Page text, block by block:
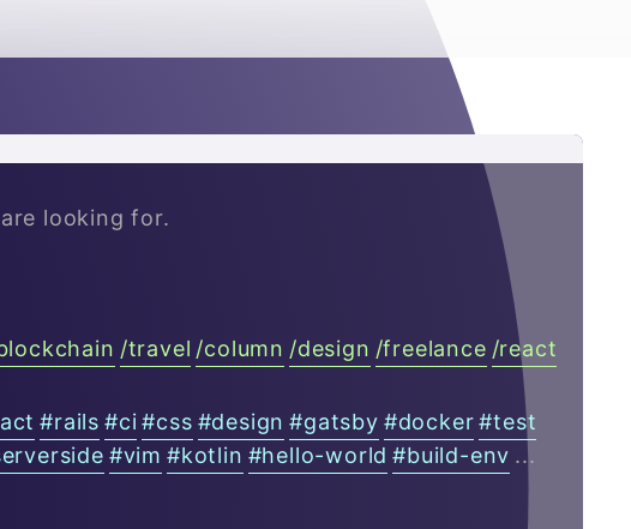
looking for.
/travel /column /design /freelance /react
#rails #ci #css #design #gatsby #docker #test
#vim #kotlin #hello-world #build-env ...